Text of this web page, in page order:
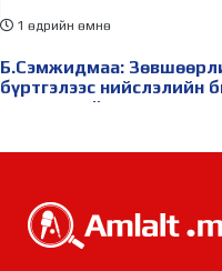
1 өдрийн өмнө
Б.Сэмжидмаа:
бүртгэлээс нийслэлийн
эрхлэгчдийг чөлөөллөө
төсвийн талаарх
сонсгол зохион